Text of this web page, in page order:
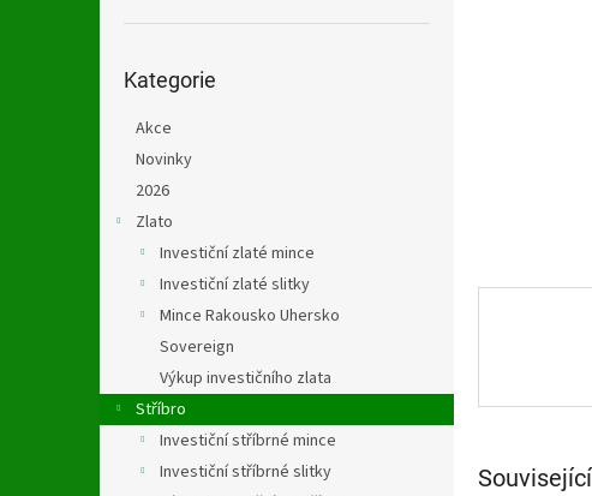
kategorie
Kategorie
Akce
Novinky
2026
Zlato
Investiční zlaté mince
Investiční zlaté slitky
Mince Rakousko Uhersko
Sovereign
Výkup investičního zlata
Stříbro
Investiční stříbrné mince
Investiční stříbrné slitky